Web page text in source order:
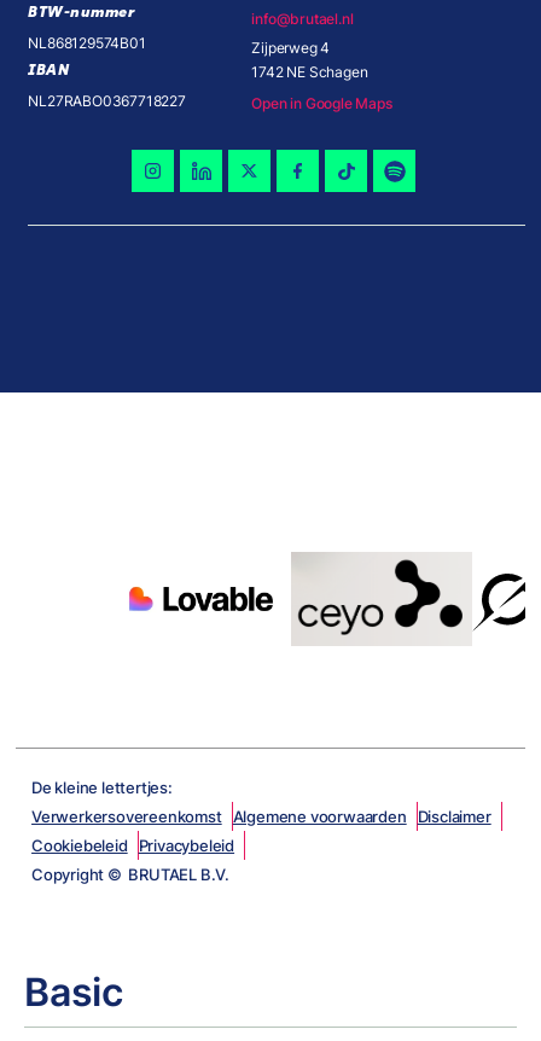
BTW-nummer
NL868129574B01
IBAN
NL27RABO0367718227
info@brutael.nl
Zijperweg 4
1742 NE Schagen
Open in Google Maps
De kleine lettertjes:
Verwerkersovereenkomst Algemene voorwaarden
Disclaimer
Cookiebeleid
Privacybeleid
Copyright © BRUTAEL B.V.
Basic